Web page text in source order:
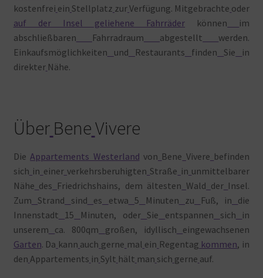
kostenfrei ein Stellplatz zurVerfügung. Mitgebrachte oder
auf der Insel geliehene Fahrräder können
im
abschließbaren
Fahrradraum abgestellt
werden.
Einkaufsmöglichkeiten
und Restaurants finden Sie
in
direkter Nähe.
Über BeneVivere
DieAppartements Westerland von Bene Vivere befinden
sich in einer verkehrsberuhigten Straße in unmittelbarer
Nähe des Friedrichshains, dem ältesten Wald der Insel.
Zum Strand sind es etwa 5 Minuten zu Fuß, in die
Innenstadt 15 Minuten, oder Sie entspannen sich
in
unserem ca. 800qm großen, idyllisch eingewachsenen
Garten. Da kann auch gerne mal ein Regentag kommen, in
den Appartements in Sylt hält man sich gerne auf.